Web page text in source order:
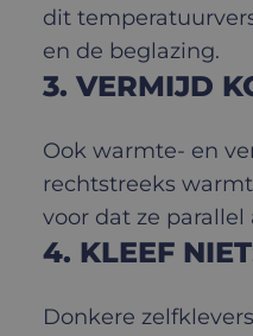
dit
en de beglazing.
3. VERMIJD
Ook warmte- en
rechtstreeks
voor dat ze
4. KLEEF
Donkere